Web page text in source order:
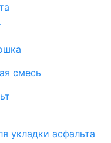
смесь
укладки асфальта